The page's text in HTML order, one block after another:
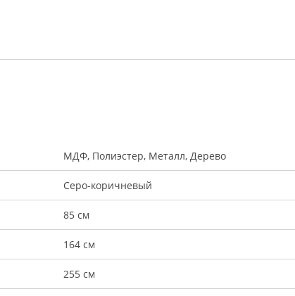
МДФ, Полиэстер, Металл, Дерево
Серо-коричневый
85 см
164 см
255 см